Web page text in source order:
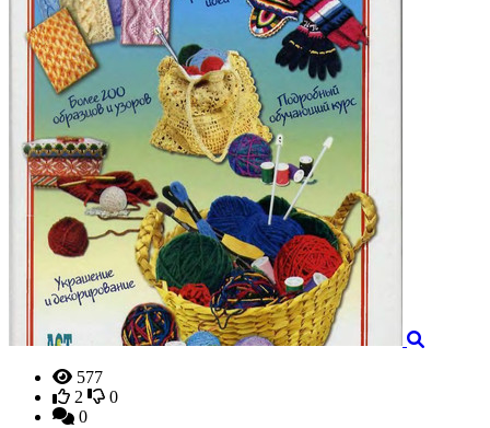
577
2
0
0